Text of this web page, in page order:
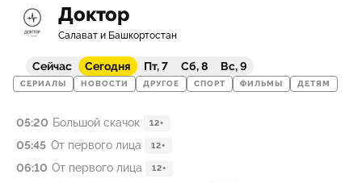
Доктор
Салават и Башкортостан
Сейчас Сегодня Пт, 7 Сб, 8 Вс, 9
СЕРИАЛЫ НОВОСТИ ДРУГОЕ СПОРТ ФИЛЬМЫ ДЕТЯМ
05:20 Большой скачок 12+
05:45 От первого лица 12+
06:10 От первого лица 12+